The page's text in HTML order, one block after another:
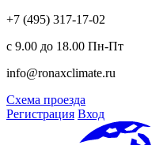
+7 (495) 317-17-02
с 9.00 до 18.00 Пн-Пт
info@ronaxclimate.ru
Схема проезда
Регистрация Вход